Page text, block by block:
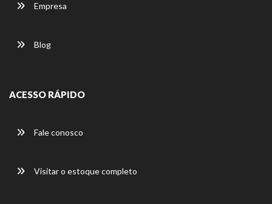
Empresa
Blog
ACESSO RÁPIDO
Fale conosco
Visitar o estoque completo